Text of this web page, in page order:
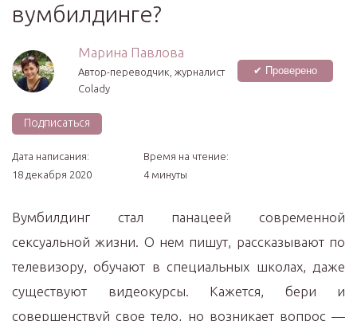
вумбилдинге?
Марина Павлова
Автор-переводчик, журналист
Colady
✔ Проверено
Подписаться
Дата написания:
18 декабря 2020
Время на чтение:
4 минуты
Вумбилдинг стал панацеей современной
сексуальной жизни. О нем пишут, рассказывают по
телевизору, обучают в специальных школах, даже
существуют видеокурсы. Кажется, бери и
совершенствуй свое тело, но возникает вопрос —